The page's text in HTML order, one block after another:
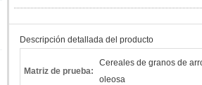
Descripción detallada del producto
Matriz de prueba:
Cereales de granos de
oleosa